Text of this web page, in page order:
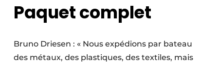
Paquet complet
Bruno Driesen : « Nous expédions par bateau
des métaux, des plastiques, des textiles, mais